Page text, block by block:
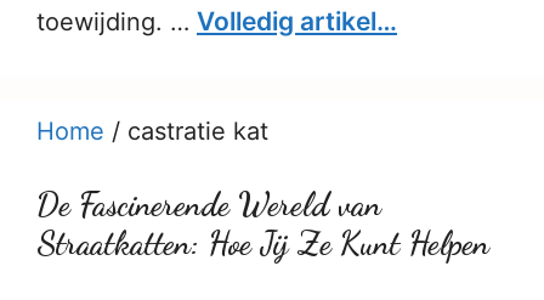
toewijding. … Volledig artikel…
Home / castratie kat
De Fascinerende Wereld van
Straatkatten: Hoe Jij Ze Kunt Helpen